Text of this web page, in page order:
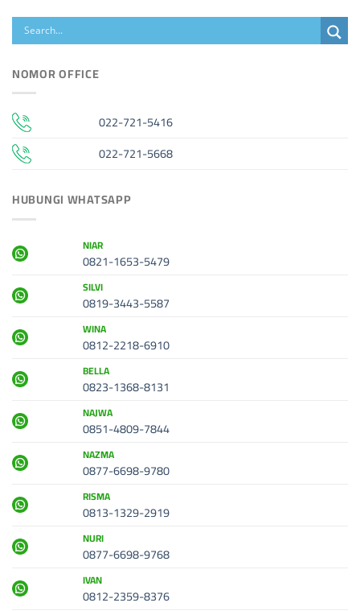
NOMOR OFFICE
022-721-5416
022-721-5668
HUBUNGI WHATSAPP
NIAR
0821-1653-5479
SILVI
0819-3443-5587
WINA
0812-2218-6910
BELLA
0823-1368-8131
NAJWA
0851-4809-7844
NAZMA
0877-6698-9780
RISMA
0813-1329-2919
NURI
0877-6698-9768
IVAN
0812-2359-8376